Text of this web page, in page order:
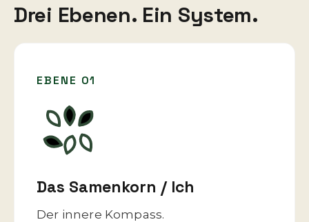
Drei Ebenen. Ein System.
EBENE 01
Das Samenkorn / Ich
Der innere Kompass.